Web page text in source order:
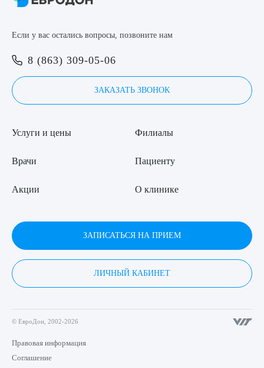
Если у вас остались вопросы, позвоните нам
8 (863) 309-05-06
ЗАКАЗАТЬ ЗВОНОК
Услуги и цены
Врачи
Акции
Филиалы
Пациенту
О клинике
ЗАПИСАТЬСЯ НА ПРИЕМ
ЛИЧНЫЙ КАБИНЕТ
© ЕвроДон, 2002-2026
Правовая информация
Соглашение
ОТПРАВИТЬ
Я даю согласие наобработку персональных данных